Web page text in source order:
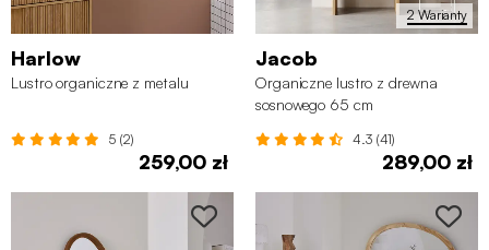
Harlow
Lustro organiczne z metalu
5 (2)
259,00 zł
2 Warianty
Jacob
Organiczne lustro z drewna
sosnowego 65 cm
4.3 (41)
289,00 zł